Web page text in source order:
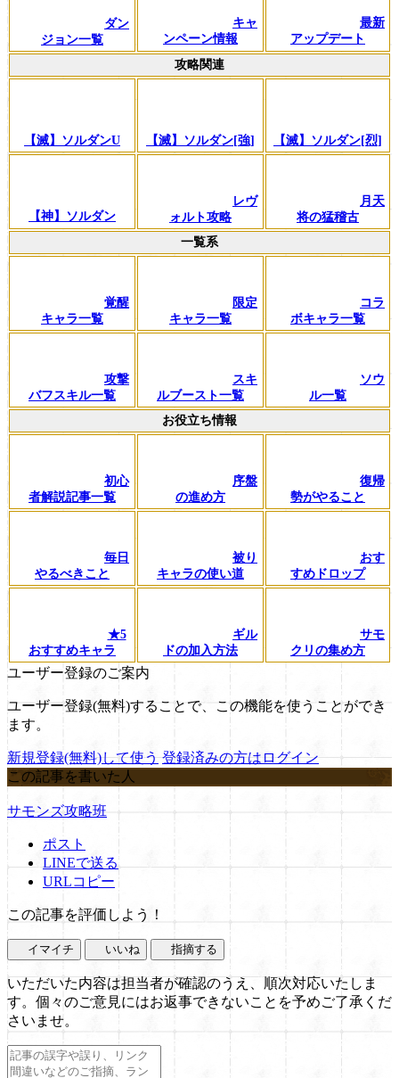
ダン
ジョン一覧
キャ
ンペーン情報
最新
アップデート
攻略関連
【滅】ソルダンU 【滅】ソルダン[強] 【滅】ソルダン[烈]
【神】ソルダン
レヴ
ォルト攻略
月天
将の猛稽古
一覧系
覚醒
キャラ一覧
限定
キャラ一覧
コラ
ボキャラ一覧
攻撃
バフスキル一覧
スキ
ルブースト一覧
ソウ
ル一覧
お役立ち情報
初心
者解説記事一覧
序盤
の進め方
復帰
勢がやること
毎日
やるべきこと
被り
キャラの使い道
おす
すめドロップ
★5
おすすめキャラ
ギル
ドの加入方法
サモ
クリの集め方
ユーザー登録のご案内
ユーザー登録(無料)することで、この機能を使うことができ
ます。
新規登録(無料)して使う 登録済みの方はログイン
この記事を書いた人
サモンズ攻略班
ポスト
LINEで送る
URLコピー
この記事を評価しよう！
イマイチ いいね 指摘する
いただいた内容は担当者が確認のうえ、順次対応いたしま
す。個々のご意見にはお返事できないことを予めご了承くだ
さいませ。